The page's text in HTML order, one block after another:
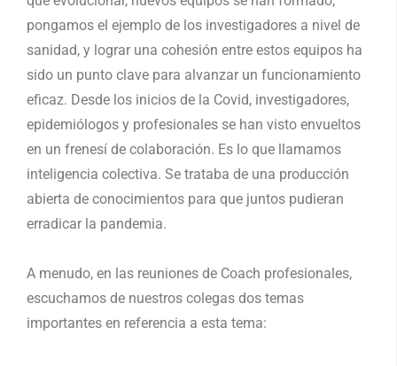
pongamos el ejemplo de los investigadores a nivel de
sanidad, y lograr una cohesión entre estos equipos ha
sido un punto clave para alvanzar un funcionamiento
eficaz. Desde los inicios de la Covid, investigadores,
epidemiólogos y profesionales se han visto envueltos
en un frenesí de colaboración. Es lo que llamamos
inteligencia colectiva. Se trataba de una producción
abierta de conocimientos para que juntos pudieran
erradicar la pandemia.
A menudo, en las reuniones de Coach profesionales,
escuchamos de nuestros colegas dos temas
importantes en referencia a esta tema: